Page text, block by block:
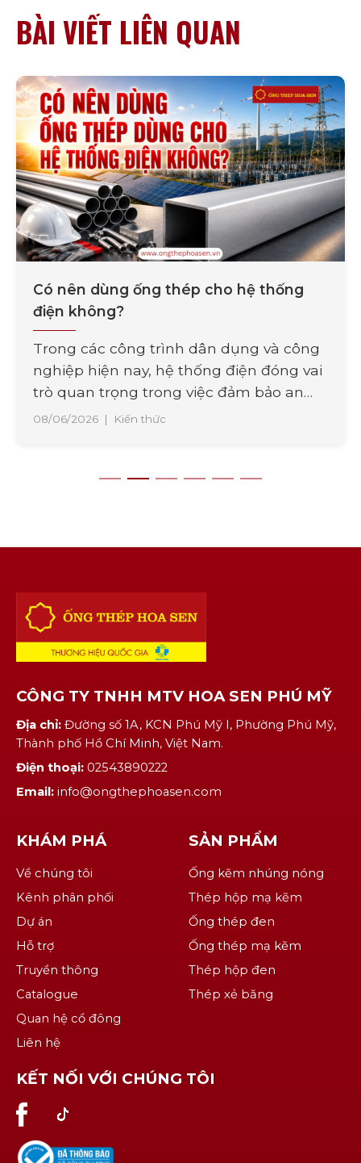
BÀI VIẾT LIÊN QUAN
Có nên dùng ống thép cho hệ thống
điện không?
Trong các công trình dân dụng và công
nghiệp hiện nay, hệ thống điện đóng vai
trò quan trọng trong việc đảm bảo an
toàn và vận hành ổn định. Bên cạnh chất
quan tâm. Một trong [...]
08/06/2026 | Kiến thức
CÔNG TY TNHH MTV HOA SEN PHÚ MỸ
Địa chỉ: Đường số 1A, KCN Phú Mỹ I, Phường Phú Mỹ,
Thành phố Hồ Chí Minh, Việt Nam.
Điện thoại: 02543890222
Email: info@ongthephoasen.com
KHÁM PHÁ
Về chúng tôi
Kênh phân phối
Dự án
Hỗ trợ
Truyền thông
Catalogue
Quan hệ cổ đông
Liên hệ
SẢN PHẨM
Ống kẽm nhúng nóng
Thép hộp mạ kẽm
Ống thép đen
Ống thép mạ kẽm
Thép hộp đen
Thép xẻ băng
KẾT NỐI VỚI CHÚNG TÔI